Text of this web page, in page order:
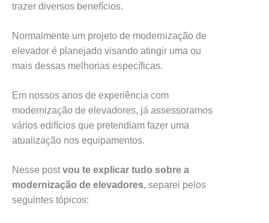
trazer diversos benefícios.
Normalmente um projeto de modernização de
elevador é planejado visando atingir uma ou
mais dessas melhorias específicas.
Em nossos anos de experiência com
modernização de elevadores, já assessoramos
vários edifícios que pretendiam fazer uma
atualização nos equipamentos.
Nesse postvou te explicar tudo sobre a
modernização de elevadores, separei pelos
seguintes tópicos: